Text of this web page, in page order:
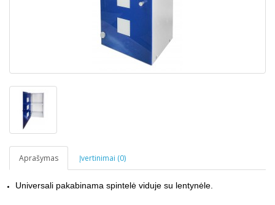
Aprašymas Įvertinimai (0)
Universali pakabinama spintelė viduje su lentynėle.